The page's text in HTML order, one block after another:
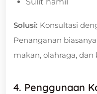
Solusi: Konsultasi
Penanganan
makan, olahraga,
4. Penggunaan